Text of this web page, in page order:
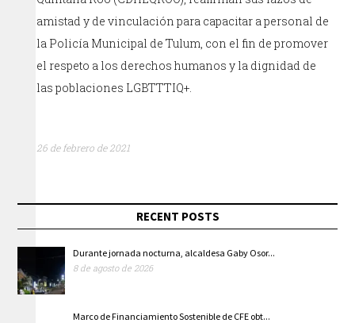
amistad y de vinculación para capacitar a personal de
la Policía Municipal de Tulum, con el fin de promover
el respeto a los derechos humanos y la dignidad de
las poblaciones LGBTTTIQ+.
26 de febrero de 2021
RECENT POSTS
Durante jornada nocturna, alcaldesa Gaby Osor...
8 de agosto de 2026
Marco de Financiamiento Sostenible de CFE obt...